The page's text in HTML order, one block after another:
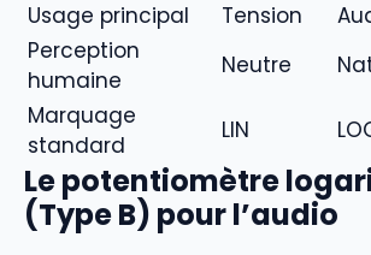
Usage principal
Tension
Perception
humaine
Neutre
Marquage
standard
LIN
Le potentiomètre
(Type B) pour l’audio